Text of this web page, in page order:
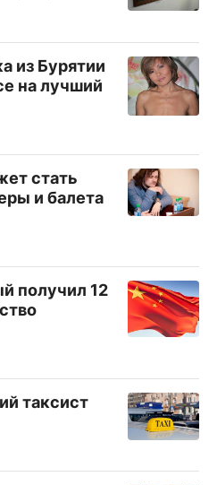
из Бурятии
на лучший
стать
и балета
получил 12
таксист